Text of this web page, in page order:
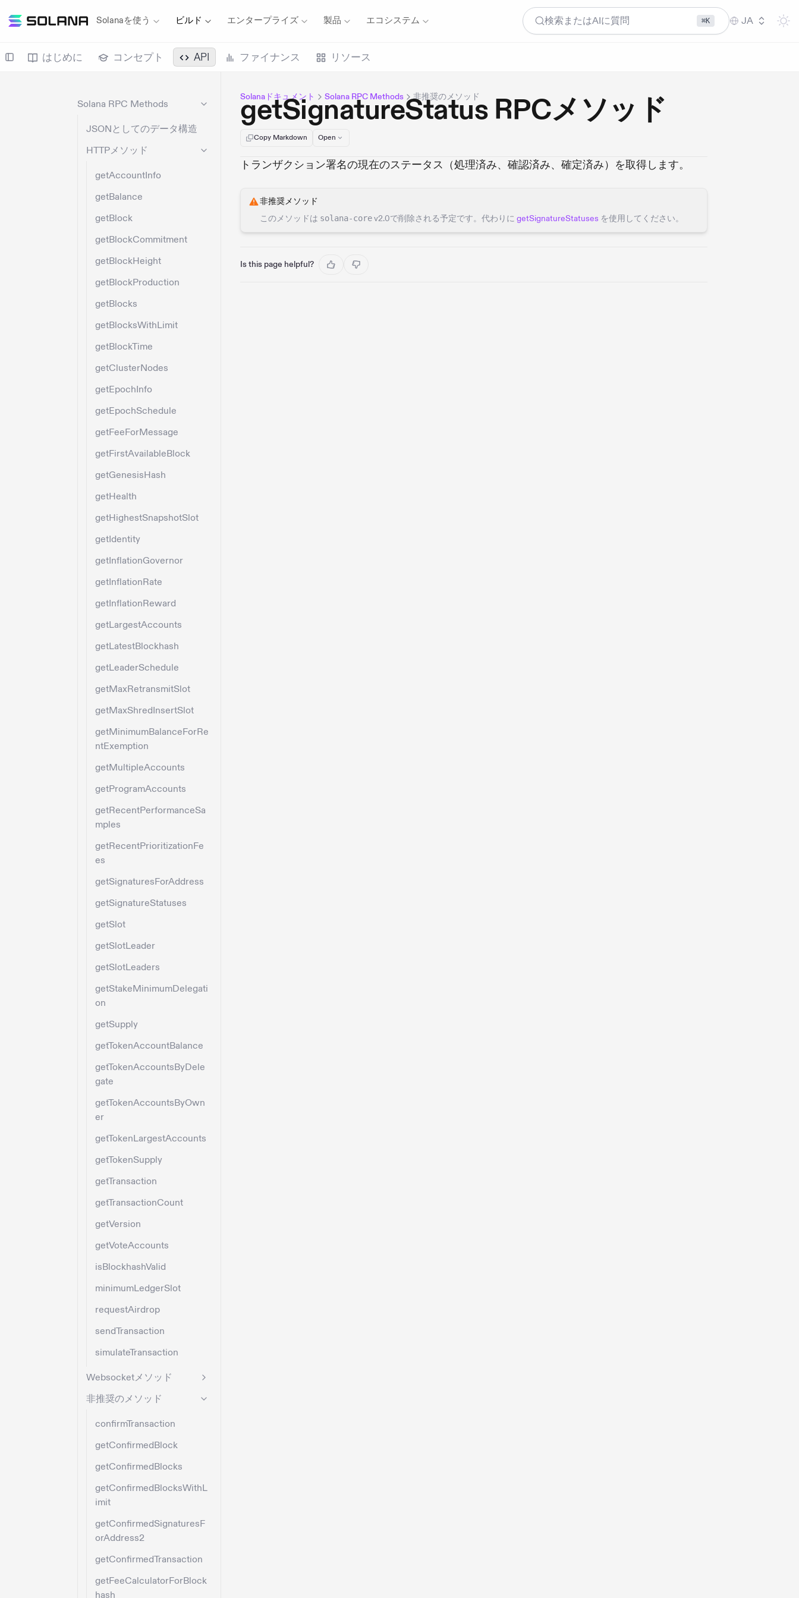
Solanaを使う ビルド エンタープライズ 製品 エコシステム 検索またはAIに質問 ⌘K JA
はじめに コンセプト API ファイナンス リソース
Solana RPC Methods
JSONとしてのデータ構造
HTTPメソッド
getAccountInfo
getBalance
getBlock
getBlockCommitment
getBlockHeight
getBlockProduction
getBlocks
getBlocksWithLimit
getBlockTime
getClusterNodes
getEpochInfo
getEpochSchedule
getFeeForMessage
getFirstAvailableBlock
getGenesisHash
getHealth
getHighestSnapshotSlot
getIdentity
getInflationGovernor
getInflationRate
getInflationReward
getLargestAccounts
getLatestBlockhash
getLeaderSchedule
getMaxRetransmitSlot
getMaxShredInsertSlot
getMinimumBalanceForRe
ntExemption
getMultipleAccounts
getProgramAccounts
getRecentPerformanceSa
mples
getRecentPrioritizationFe
es
getSignaturesForAddress
getSignatureStatuses
getSlot
getSlotLeader
getSlotLeaders
getStakeMinimumDelegati
on
getSupply
getTokenAccountBalance
getTokenAccountsByDele
gate
getTokenAccountsByOwn
er
getTokenLargestAccounts
getTokenSupply
getTransaction
getTransactionCount
getVersion
getVoteAccounts
isBlockhashValid
minimumLedgerSlot
requestAirdrop
sendTransaction
simulateTransaction
Websocketメソッド
非推奨のメソッド
confirmTransaction
getConfirmedBlock
getConfirmedBlocks
getConfirmedBlocksWithL
imit
getConfirmedSignaturesF
orAddress2
getConfirmedTransaction
getFeeCalculatorForBlock
hash
Solanaドキュメント Solana RPC Methods 非推奨のメソッド
getSignatureStatus RPCメソッド
Copy Markdown Open
トランザクション署名の現在のステータス（処理済み、確認済み、確定済み）を取得します。
非推奨メソッド
このメソッドは solana-corev2.0で削除される予定です。代わりに getSignatureStatuses を使用してください。
Is this page helpful?